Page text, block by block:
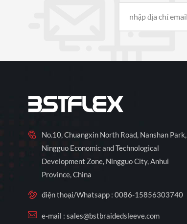
No.10, Chuangxin North Road, Nanshan Park,
Ningguo Economic and Technological
Development Zone, Ningguo City, Anhui
Province, China
điện thoại/Whatsapp : 0086-15856303740
e-mail : sales@bstbraidedsleeve.com